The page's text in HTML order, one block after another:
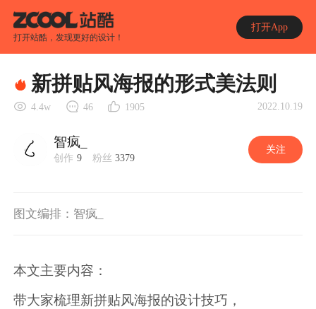
打开站酷，发现更好的设计！
打开App
新拼贴风海报的形式美法则
4.4w 46 1905 2022.10.19
智疯_
创作 9 粉丝 3379
关注
图文编排：智疯_
本文主要内容：
带大家梳理新拼贴风海报的设计技巧，